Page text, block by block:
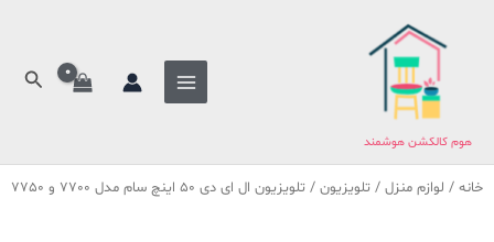
هوم کالکشن هوشمند
خانه / لوازم منزل / تلویزیون / تلویزیون ال ای دی 50 اینچ سام مدل 7700 و 7750